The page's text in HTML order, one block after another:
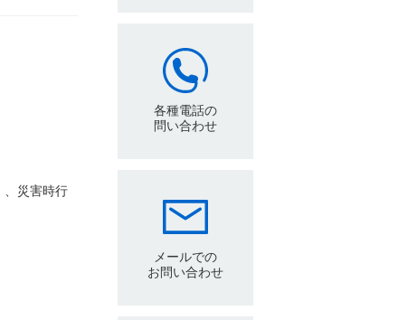
、災害時行
各種電話の
問い合わせ
メールでの
お問い合わせ